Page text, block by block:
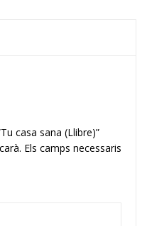
casa sana (Llibre)”
Els camps necessaris